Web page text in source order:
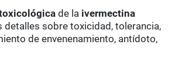
de la ivermectina
detalles sobre toxicidad, tolerancia,
de envenenamiento, antídoto,